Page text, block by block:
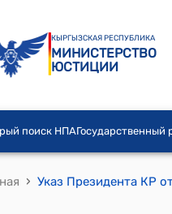
КЫРГЫЗСКАЯ РЕСПУБЛИКА
МИНИСТЕРСТВО
ЮСТИЦИИ
поиск НПАГосударственный
›